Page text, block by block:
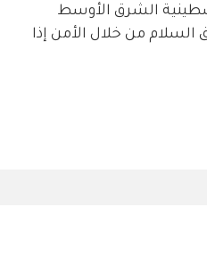
الشرق الأوسط
السلام من خلال الأمن إذا